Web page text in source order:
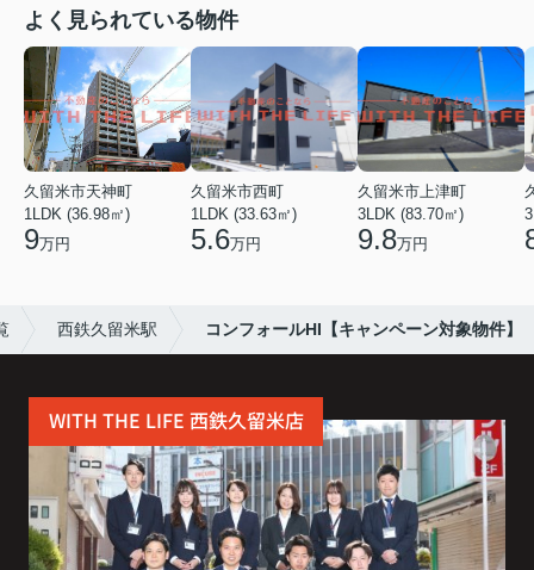
よく見られている物件
久留米市天神町
1LDK (36.98㎡)
9万円
久留米市西町
1LDK (33.63㎡)
5.6万円
久留米市上津町
3LDK (83.70㎡)
9.8万円
西鉄久留米駅 コンフォールHI【キャンペーン対象物件】
WITH THE LIFE 西鉄久留米店